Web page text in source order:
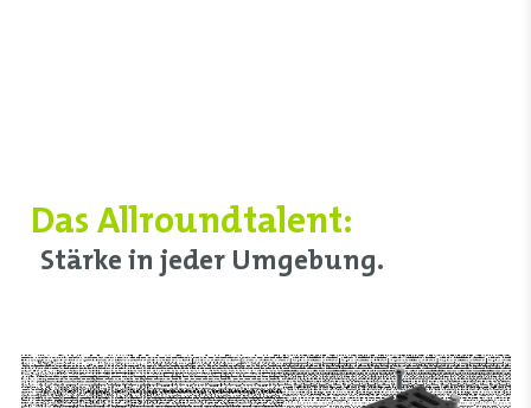
Das Allroundtalent:
Stärke in jeder Umgebung.